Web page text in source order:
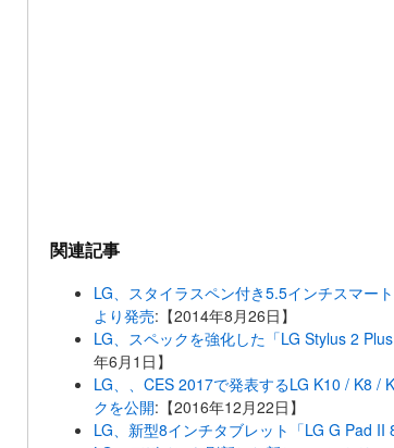
関連記事
LG、スタイラスペン付き5.5インチスマー
より発売:【2014年8月26日】
LG、スペックを強化した「LG Stylus 2
年6月1日】
LG、、CES 2017で発表するLG K10 / K8 /
クを公開:【2016年12月22日】
LG、新型8インチタブレット「LG G Pad II